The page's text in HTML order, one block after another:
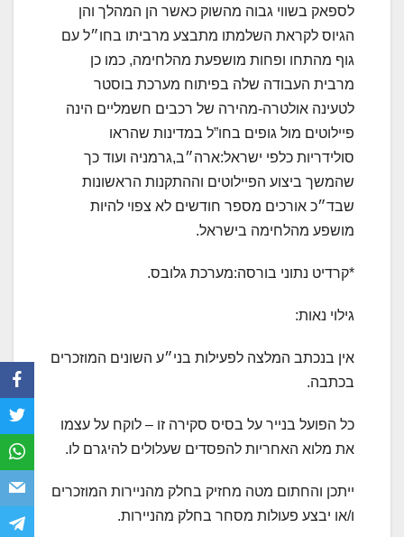
לספאק בשווי גבוה מהשוק כאשר הן המהלך והן
הגיוס לקראת השלמתו מתבצע מרביתו בחו״ל עם
גוף מהתחו ופחות מושפעת מהלחימה, כמו כן
מרבית העבודה שלה בפיתוח מערכת בוסטר
לטעינה אולטרה-מהירה של רכבים חשמליים הינה
פיילוטים מול גופים בחו”ל במדינות שהראו
סולידריות כלפי ישראל:ארה״ב,גרמניה ועוד כך
שהמשך ביצוע הפיילוטים וההתקנות הראשונות
שבד״כ אורכים מספר חודשים לא צפוי להיות
מושפע מהלחימה בישראל.
*קרדיט נתוני בורסה:מערכת גלובס.
גילוי נאות:
אין בנכתב המלצה לפעילות בני״ע השונים המוזכרים
בכתבה.
כל הפועל בנייר על בסיס סקירה זו – לוקח על עצמו
את מלוא האחריות להפסדים שעלולים להיגרם לו.
ייתכן והחתום מטה מחזיק בחלק מהניירות המוזכרים
ו/או יבצע פעולות מסחר בחלק מהניירות.